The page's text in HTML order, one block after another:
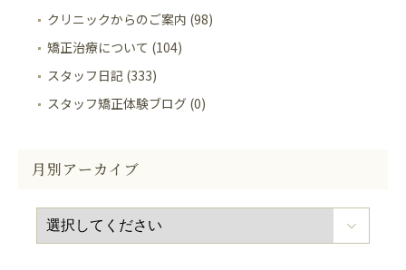
クリニックからのご案内 (98)
矯正治療について (104)
スタッフ日記 (333)
スタッフ矯正体験ブログ (0)
月別アーカイブ